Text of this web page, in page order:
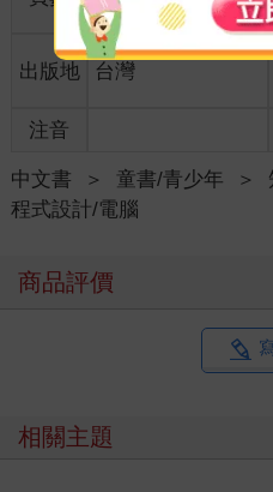
出版地 台灣
注音
中文書 ＞ 童書/青少年 ＞
程式設計/電腦
商品評價
相關主題